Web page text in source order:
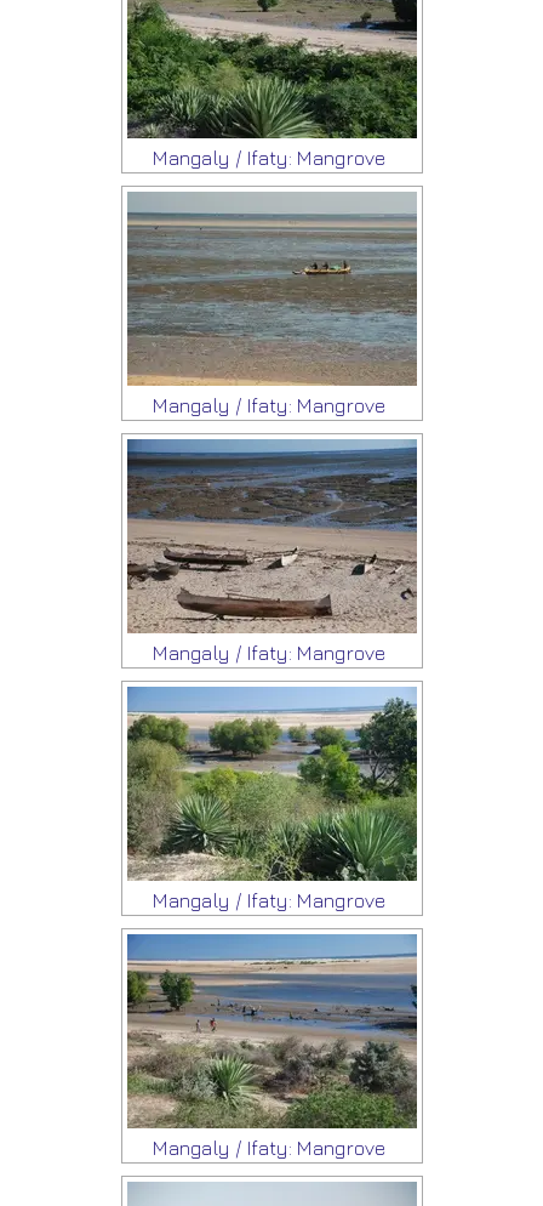
Mangaly / Ifaty: Mangrove
Mangaly / Ifaty: Mangrove
Mangaly / Ifaty: Mangrove
Mangaly / Ifaty: Mangrove
Mangaly / Ifaty: Mangrove